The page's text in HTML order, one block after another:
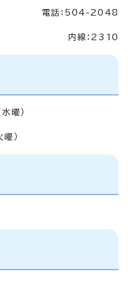
電話：504-2048
内線：2310
曜）
）